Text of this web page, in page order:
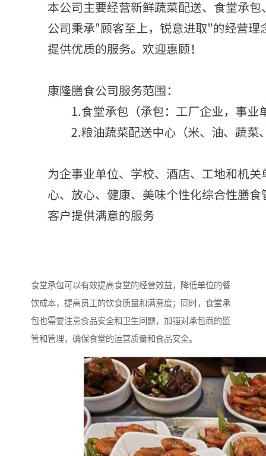
食堂承包可以有效提高食堂的经营效益，降低单位的餐
饮成本，提高员工的饮食质量和满意度；同时，食堂承
包也需要注意食品安全和卫生问题，加强对承包商的监
管和管理，确保食堂的运营质量和食品安全。